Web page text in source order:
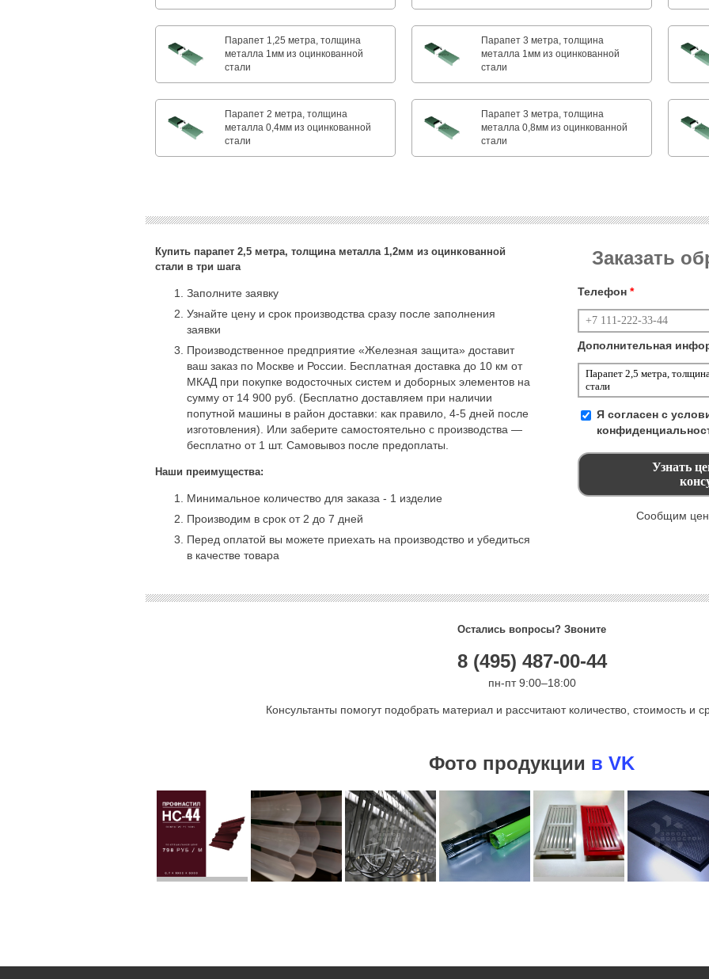
Парапет 1,25 метра, толщина
металла 1мм из оцинкованной
стали
Парапет 3 метра, толщина
металла 1мм из оцинкованной
стали
Парапет 2 метра, толщина
металла 0,4мм из оцинкованной
стали
Парапет 3 метра, толщина
металла 0,8мм из оцинкованной
стали
Купить парапет 2,5 метра, толщина металла 1,2мм из оцинкованной
стали в три шага
Заполните заявку
Узнайте цену и срок производства сразу после заполнения
заявки
Производственное предприятие «Железная защита» доставит
ваш заказ по Москве и России. Бесплатная доставка до 10 км от
МКАД при покупке водосточных систем и доборных элементов на
сумму от 14 900 руб. (Бесплатно доставляем при наличии
попутной машины в район доставки: как правило, 4-5 дней после
изготовления). Или заберите самостоятельно с производства —
бесплатно от 1 шт. Самовывоз после предоплаты.
Наши преимущества:
Минимальное количество для заказа - 1 изделие
Производим в срок от 2 до 7 дней
Перед оплатой вы можете приехать на производство и убедиться
в качестве товара
Заказать
Телефон *
Дополнительная
Я согласен с
Сообщим
Остались вопросы? Звоните
8 (495) 487-00-44
пн-пт 9:00–18:00
Консультанты помогут подобрать материал и рассчитают количество, стоимость и
Фото продукции в VK